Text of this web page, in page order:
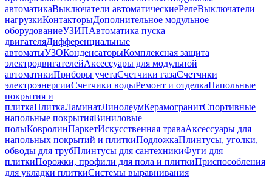
автоматикаВыключатели автоматическиеРелеВыключатели
нагрузкиКонтакторыДополнительное модульное
оборудованиеУЗИПАвтоматика пуска
двигателяДифференциальные
автоматыУЗОКонденсаторыКомплексная защита
электродвигателейАксессуары для модульной
автоматикиПриборы учетаСчетчики газаСчетчики
электроэнергииСчетчики водыРемонт и отделкаНапольные
покрытия и
плиткаПлиткаЛаминатЛинолеумКерамогранитСпортивные
напольные покрытияВиниловые
полыКовролинПаркетИскусственная траваАксессуары для
напольных покрытий и плиткиПодложкаПлинтусы, уголки,
обводы для трубПлинтусы для сантехникиФуги для
плиткиПорожки, профили для пола и плиткиПриспособления
для укладки плиткиСистемы выравнивания